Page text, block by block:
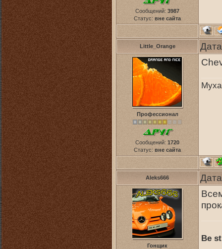
Сообщений: 3987
Статус: вне сайта
Little_Orange
Профессионал
Сообщений: 1720
Статус: вне сайта
Aleks666
Гонщик
Be